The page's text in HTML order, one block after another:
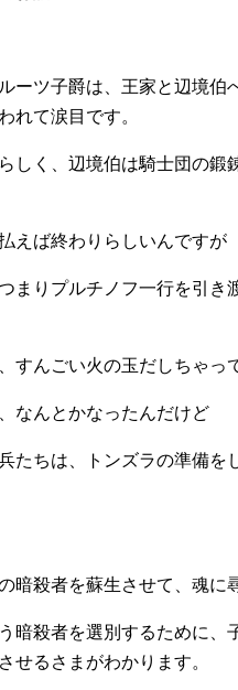
ーツ子爵は、王家と辺境伯
れて涙目です。
しく、辺境伯は騎士団の鍛
えば終わりらしいんですが
まりプルチノフ一行を引き
すんごい火の玉だしちゃっ
なんとかなったんだけど
たちは、トンズラの準備を
暗殺者を蘇生させて、魂に
暗殺者を選別するために、
せるさまがわかります。